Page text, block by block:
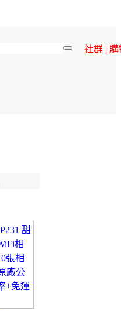
社群 | 購